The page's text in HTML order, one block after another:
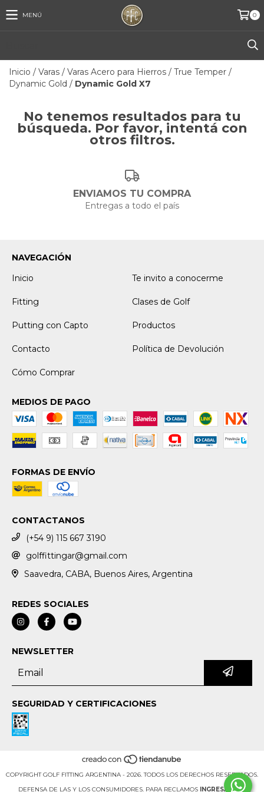
MENÚ 0
Inicio / Varas / Varas Acero para Hierros / True Temper /
Dynamic Gold / Dynamic Gold X7
No tenemos resultados para tu
búsqueda. Por favor, intentá con
otros filtros.
ENVIAMOS TU COMPRA
Entregas a todo el país
NAVEGACIÓN
Inicio
Te invito a conocerme
Fitting Clases de Golf
Putting con Capto Productos
Contacto Política de Devolución
Cómo Comprar
MEDIOS DE PAGO
FORMAS DE ENVÍO
CONTACTANOS
(+54 9) 115 667 3190
golffittingar@gmail.com
Saavedra, CABA, Buenos Aires, Argentina
REDES SOCIALES
NEWSLETTER
SEGURIDAD Y CERTIFICACIONES
COPYRIGHT GOLF FITTING ARGENTINA - 2026. TODOS LOS DERECHOS RESERVADOS.
DEFENSA DE LAS Y LOS CONSUMIDORES. PARA RECLAMOS
INGRESÁ ACÁ.